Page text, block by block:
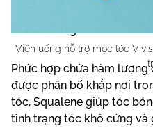
Viên uống hỗ trợ mọc tóc
Phức hợp chứa hàm lượng
được phân bố khắp nơi
tóc, Squalene giúp tóc
tình trạng tóc khô cứng và